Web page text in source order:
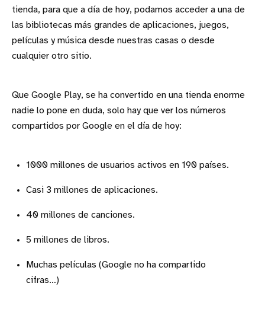
tienda, para que a día de hoy, podamos acceder a una de
las bibliotecas más grandes de aplicaciones, juegos,
películas y música desde nuestras casas o desde
cualquier otro sitio.
Que Google Play, se ha convertido en una tienda enorme
nadie lo pone en duda, solo hay que ver los números
compartidos por Google en el día de hoy:
1000 millones de usuarios activos en 190 países.
Casi 3 millones de aplicaciones.
40 millones de canciones.
5 millones de libros.
Muchas películas (Google no ha compartido
cifras…)